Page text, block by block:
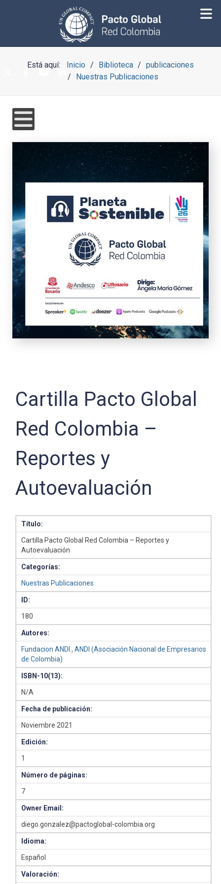
Está aquí: Inicio Biblioteca
publicaciones
Nuestras Publicaciones
Cartilla Pacto Global
Red Colombia –
Reportes y
Autoevaluación
Título:
Cartilla Pacto Global Red Colombia – Reportes y
Autoevaluación
Categorías:
Nuestras Publicaciones
ID:
180
Autores:
Fundacion ANDI ,ANDI (Asociación Nacional de Empresarios
de Colombia)
ISBN-10(13):
N/A
Fecha de publicación:
Noviembre 2021
Edición:
1
Número de páginas:
7
Owner Email:
diego.gonzalez@pactoglobal-colombia.org
Idioma:
Español
Valoración: